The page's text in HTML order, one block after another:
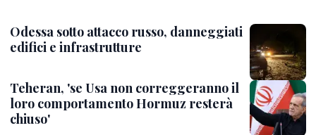
Odessa sotto attacco russo, danneggiati
edifici e infrastrutture
Teheran, 'se Usa non correggeranno il
loro comportamento Hormuz resterà
chiuso'